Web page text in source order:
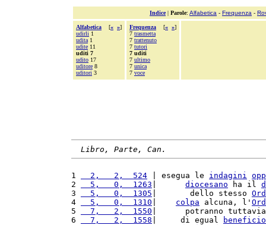
Indice| Parole: Alfabetica - Frequenza -
Alfabetica [« »]
udirli 1
udita 1
udite 11
uditi 7
udito 17
uditore 8
uditori 3
Frequenza [« »]
7 trasmetta
7 trattenuto
7 tutori
7 uditi
7 ultimo
7 unica
7 voce
Libro, Parte, Can.
1
  2,   2,  524
| esegua le indagini
2
  5,   0,  1263
diocesano ha il
3
  5,   0,  1305
|       dello stesso
4
  5,   0,  1310
colpa alcuna, l'
5
  7,   2,  1550
|      potranno
6
  7,   2,  1558
|     di egual
beneficio